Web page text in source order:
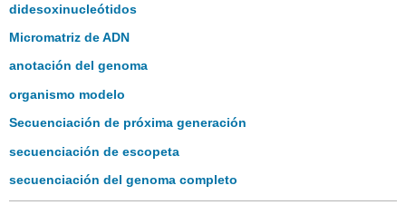
didesoxinucleótidos
Micromatriz de ADN
anotación del genoma
organismo modelo
Secuenciación de próxima generación
secuenciación de escopeta
secuenciación del genoma completo